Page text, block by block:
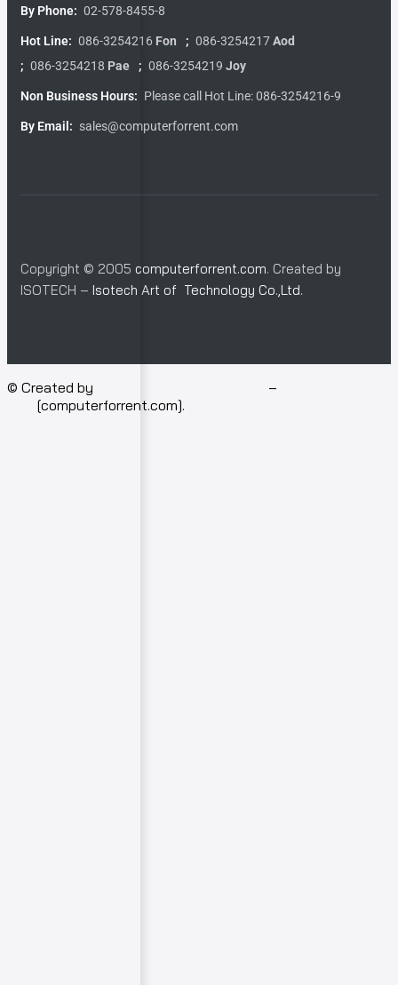
By Phone: 02-578-8455-8
Hot Line: 086-3254216 Fon ; 086-3254217Aod
; 086-3254218 Pae ; 086-3254219 Joy
Non Business Hours: Please call Hot Line: 086-3254216-9
By Email: sales@computerforrent.com
Copyright © 2005 computerforrent.com. Created by
ISOTECH – Isotech Art of Technology Co.,Ltd.
© Created by –
[computerforrent.com].